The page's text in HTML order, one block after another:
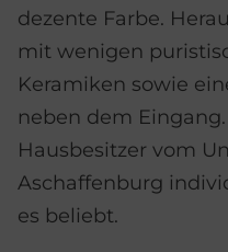
dezente Farbe.
mit wenigen
Keramiken sowie
neben dem
Hausbesitzer vom
Aschaffenburg
es beliebt.